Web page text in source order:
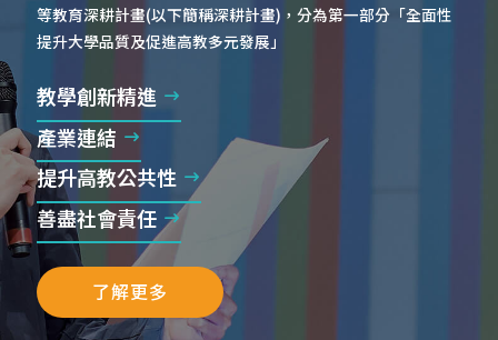
等教育深耕計畫(以下簡稱深耕計畫)，分為第一部分「全面性
提升大學品質及促進高教多元發展」
教學創新精進
產業連結
提升高教公共性
善盡社會責任
了解更多